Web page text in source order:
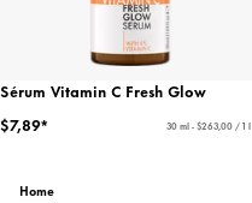
Sérum Vitamin C Fresh Glow
$7,89*
30 ml - $263,00 / 1 l
Home